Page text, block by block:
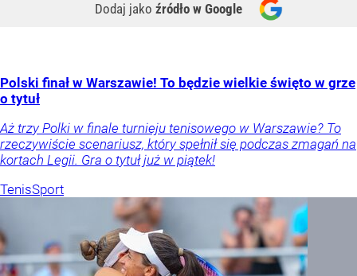
Dodaj jako źródło w Google
Polski finał w Warszawie! To będzie wielkie święto w grze
o tytuł
Aż trzy Polki w finale turnieju tenisowego w Warszawie? To
rzeczywiście scenariusz, który spełnił się podczas zmagań na
kortach Legii. Gra o tytuł już w piątek!
TenisSport